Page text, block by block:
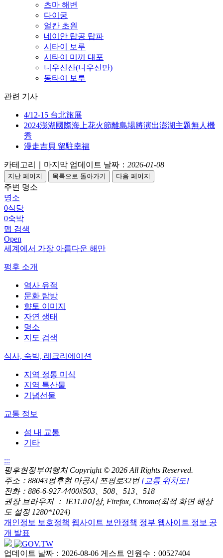
츠마 해변
다이궁
얼칸 초원
네이안 탑공 탑파
시타이 보루
시타이 미끼 대포
니우신산(니우신만)
동타이 보루
관련 기사
4/12-15 台北旅展
2024澎湖國際海上花火節離島場將演出澎湖主題無人機
秀
漫走吉貝 留駐幸福
카테고리｜마지막 업데이트 날짜： 2026-01-08
주변 명소
명소
0식당
0숙박
맵 검색
Open
세계에서 가장 아름다운 해만
펑후 소개
역사 유적
문화 탐방
향토 이미지
자연 생태
명소
지도 검색
식사, 숙박, 레크리에이션
지역 정통 미식
지역 특산물
기념선물
교통 정보
섬 내 교통
기타
:::
펑후현정부여행처 Copyright © 2026 All Rights Reserved.
주소：88043펑후현 마공시 쯔핑로32번 [교통 위치도]
전화：886-6-927-4400#503、508、513、518
권장 브라우저 ： IE11.0이상, Firefox, Chrome(최적 화면 해상
도 설정 1280*1024)
개인정보 보호정책 웹사이트 보안정책 정부 웹사이트 정보 공
개 발표
업데이트 날짜：2026-08-06 게스트 인원수：00527404